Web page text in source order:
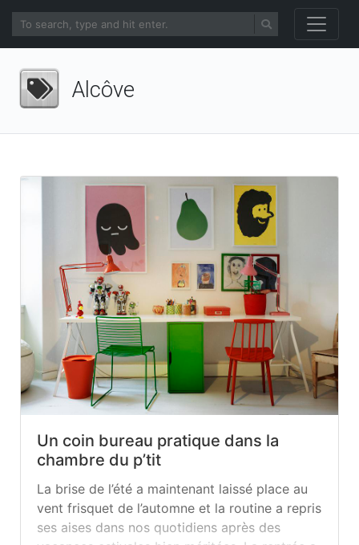
Alcôve
Un coin bureau pratique dans la
chambre du p’tit
La brise de l’été a maintenant laissé place au
vent frisquet de l’automne et la routine a repris
ses aises dans nos quotidiens après des